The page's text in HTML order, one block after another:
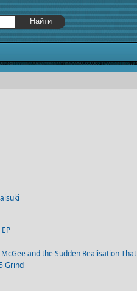
and the Sudden Realisation That
Grind